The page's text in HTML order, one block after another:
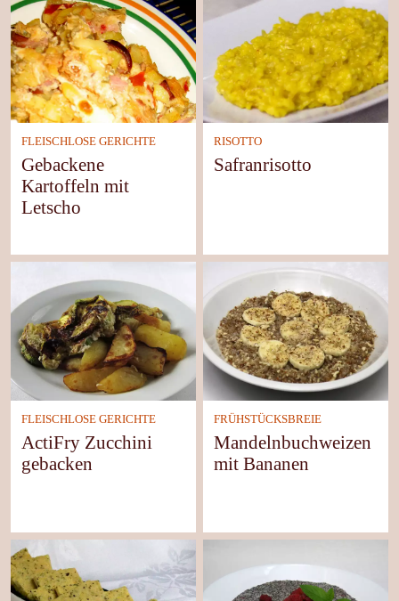
FLEISCHLOSE GERICHTE
Gebackene
Kartoffeln mit
Letscho
RISOTTO
Safranrisotto
FLEISCHLOSE GERICHTE
ActiFry Zucchini
gebacken
FRÜHSTÜCKSBREIE
Mandelnbuchweizen
mit Bananen